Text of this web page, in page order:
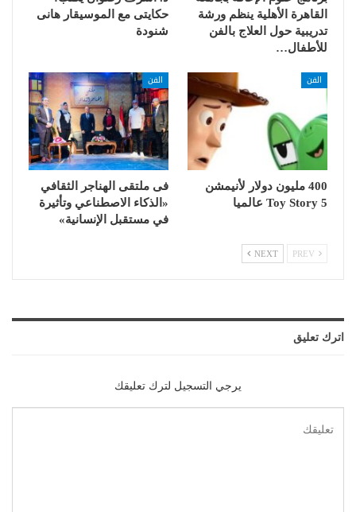
القاهرة الأهلية ينظم ورشة
تدريبية حول العلاج بالفن
للأطفال…
حكايتى مع الموسيقار هانى
شنودة
الفن
400 مليون دولار لأنيمشن
Toy Story 5 عالميا
الفن
فى ملتقى الهناجر الثقافي
«الذكاء الاصطناعي وتأثيرة
في مستقبل الإنسانية»
NEXT
اترك تعليق
يرجي التسجيل لترك تعليقك